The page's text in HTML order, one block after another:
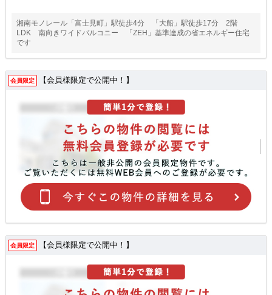
湘南モノレール「富士見町」駅徒歩4分 「大船」駅徒歩17分 2階
LDK 南向きワイドバルコニー 「ZEH」基準達成の省エネルギー住宅
です
会員限定 【会員様限定で公開中！】
会員限定 【会員様限定で公開中！】